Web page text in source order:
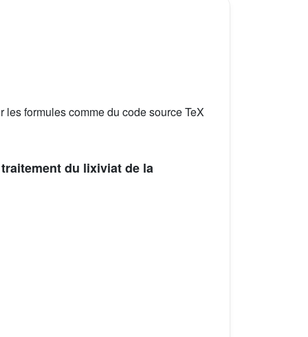
les formules comme du code source TeX
du lixiviat de la